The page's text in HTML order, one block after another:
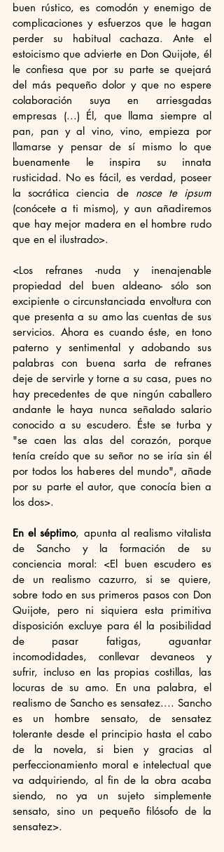
buen rústico, es comodón y enemigo de
complicaciones y esfuerzos que le hagan
perder su habitual cachaza. Ante el
estoicismo que advierte en Don Quijote, él
le confiesa que por su parte se quejará
del más pequeño dolor y que no espere
colaboración suya en arriesgadas
empresas (...) Él, que llama siempre al
pan, pan y al vino, vino, empieza por
llamarse y pensar de sí mismo lo que
buenamente le inspira su innata
rusticidad. No es fácil, es verdad, poseer
la socrática ciencia de nosce te ipsum
(conócete a ti mismo), y aun añadiremos
que hay mejor madera en el hombre rudo
que en el ilustrado>.
<Los refranes -nuda y inenajenable
propiedad del buen aldeano- sólo son
excipiente o circunstanciada envoltura con
que presenta a su amo las cuentas de sus
servicios. Ahora es cuando éste, en tono
paterno y sentimental y adobando sus
palabras con buena sarta de refranes
deje de servirle y torne a su casa, pues no
hay precedentes de que ningún caballero
andante le haya nunca señalado salario
conocido a su escudero. Éste se turba y
"se caen las alas del corazón, porque
tenía creído que su señor no se iría sin él
por todos los haberes del mundo", añade
por su parte el autor, que conocía bien a
los dos>.
En el séptimo, apunta al realismo vitalista
de Sancho y la formación de su
conciencia moral: <El buen escudero es
de un realismo cazurro, si se quiere,
sobre todo en sus primeros pasos con Don
Quijote, pero ni siquiera esta primitiva
disposición excluye para él la posibilidad
de pasar fatigas, aguantar
incomodidades, conllevar devaneos y
sufrir, incluso en las propias costillas, las
locuras de su amo. En una palabra, el
realismo de Sancho es sensatez.... Sancho
es un hombre sensato, de sensatez
tolerante desde el principio hasta el cabo
de la novela, si bien y gracias al
perfeccionamiento moral e intelectual que
va adquiriendo, al fin de la obra acaba
siendo, no ya un sujeto simplemente
sensato, sino un pequeño filósofo de la
sensatez>.